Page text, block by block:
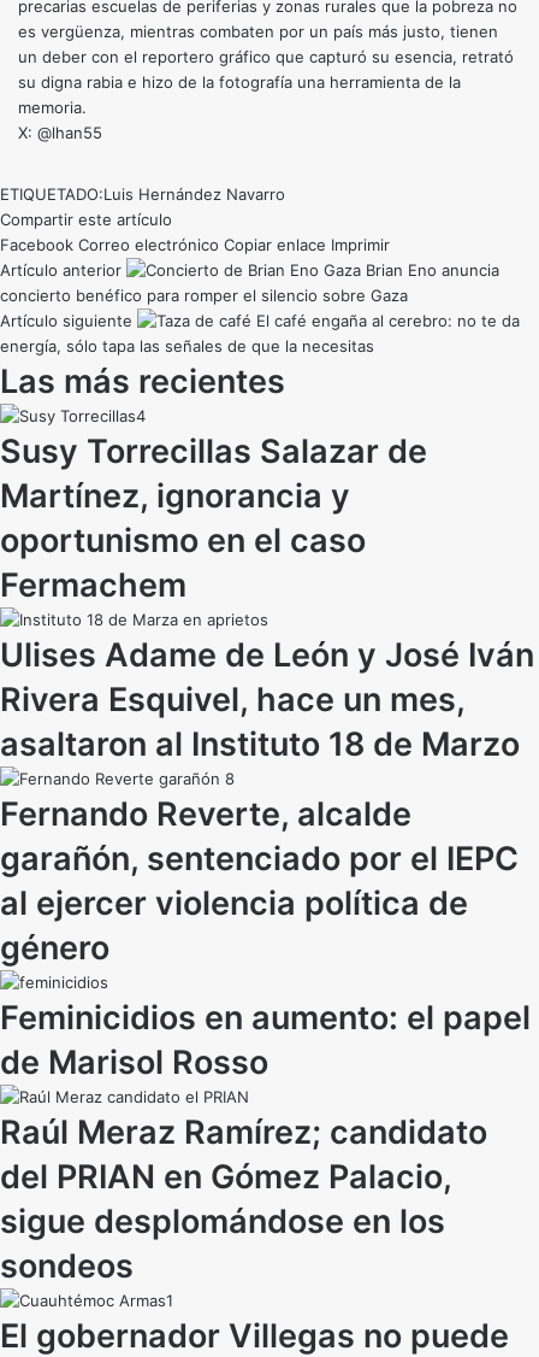
precarias escuelas de periferias y zonas rurales que la pobreza no
es vergüenza, mientras combaten por un país más justo, tienen
un deber con el reportero gráfico que capturó su esencia, retrató
su digna rabia e hizo de la fotografía una herramienta de la
memoria.
X: @lhan55
ETIQUETADO:Luis Hernández Navarro
Compartir este artículo
Facebook Correo electrónico Copiar enlace Imprimir
Artículo anterior
Brian Eno anuncia
concierto benéfico para romper el silencio sobre Gaza
Artículo siguiente
El café engaña al cerebro: no te da
energía, sólo tapa las señales de que la necesitas
Las más recientes
Susy Torrecillas Salazar de
Martínez, ignorancia y
oportunismo en el caso
Fermachem
Ulises Adame de León y José Iván
Rivera Esquivel, hace un mes,
asaltaron al Instituto 18 de Marzo
Fernando Reverte, alcalde
garañón, sentenciado por el IEPC
al ejercer violencia política de
género
Feminicidios en aumento: el papel
de Marisol Rosso
Raúl Meraz Ramírez; candidato
del PRIAN en Gómez Palacio,
sigue desplomándose en los
sondeos
El gobernador Villegas no puede